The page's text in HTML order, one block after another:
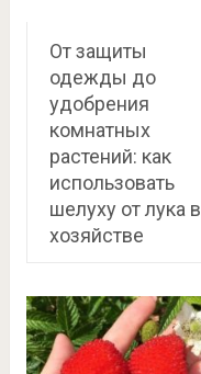
От защиты
одежды до
удобрения
комнатных
растений: как
использовать
шелуху от лука в
хозяйстве